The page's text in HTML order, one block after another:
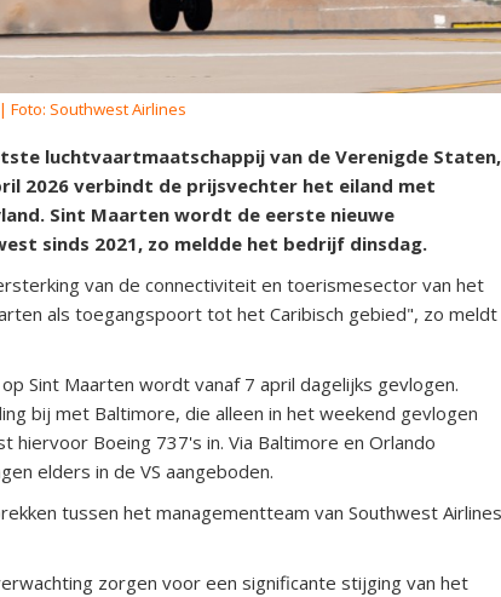
| Foto: Southwest Airlines
luchtvaartmaatschappij van de Verenigde Staten,
2026 verbindt de prijsvechter het eiland met
Sint Maarten wordt de eerste nieuwe
sinds 2021, zo meldde het bedrijf dinsdag.
van de connectiviteit en toerismesector van het
als toegangspoort tot het Caribisch gebied", zo meldt
Sint Maarten wordt vanaf 7 april dagelijks gevlogen.
bij met Baltimore, die alleen in het weekend gevlogen
hiervoor Boeing 737's in. Via Baltimore en Orlando
elders in de VS aangeboden.
tussen het managementteam van Southwest Airlines
zorgen voor een significante stijging van het